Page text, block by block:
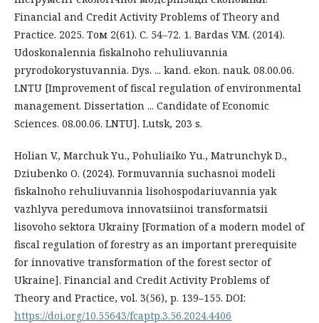
Financial and Credit Activity Problems of Theory and
Practice. 2025. Том 2(61). С. 54–72. 1. Bardas V.M. (2014).
Udoskonalennia fiskalnoho rehuliuvannia
pryrodokorystuvannia. Dys. ... kand. ekon. nauk. 08.00.06.
LNTU [Improvement of fiscal regulation of environmental
management. Dissertation ... Candidate of Economic
Sciences. 08.00.06. LNTU]. Lutsk, 203 s.
Holian V., Marchuk Yu., Pohuliaiko Yu., Matrunchyk D.,
Dziubenko O. (2024). Formuvannia suchasnoi modeli
fiskalnoho rehuliuvannia lisohospodariuvannia yak
vazhlyva peredumova innovatsiinoi transformatsii
lisovoho sektora Ukrainy [Formation of a modern model of
fiscal regulation of forestry as an important prerequisite
for innovative transformation of the forest sector of
Ukraine]. Financial and Credit Activity Problems of
Theory and Practice, vol. 3(56), p. 139–155. DOI:
https://doi.org/10.55643/fcaptp.3.56.2024.4406